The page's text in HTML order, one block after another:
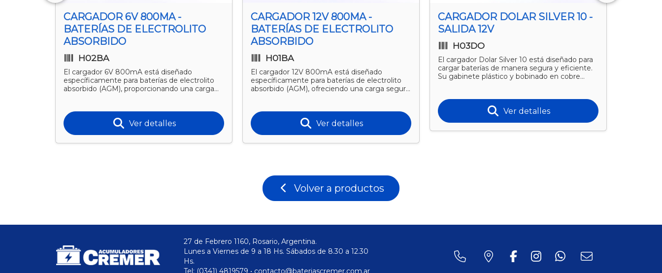
CARGADOR 6V 800MA -
BATERÍAS DE ELECTROLITO
ABSORBIDO
H02BA
El cargador 6V 800mA está diseñado
específicamente para baterías de electrolito
absorbido (AGM), proporcionando una carga
Ver detalles
CARGADOR 12V 800MA -
BATERÍAS DE ELECTROLITO
ABSORBIDO
H01BA
El cargador 12V 800mA está diseñado
específicamente para baterías de electrolito
absorbido (AGM), ofreciendo una carga segura
Ver detalles
CARGADOR DOLAR SILVER 10 -
SALIDA 12V
H03DO
El cargador Dolar Silver 10 está diseñado para
cargar baterías de manera segura y eficiente.
Su gabinete plástico y bobinado en cobre
Ver detalles
Volver a productos
27 de Febrero 1160, Rosario, Argentina.
Lunes a Viernes de 9 a 18 Hs. Sábados de 8.30 a 12.30
Hs.
Tel: (0341) 4819579 • contacto@bateriascremer.com.ar